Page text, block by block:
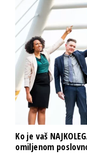
Ko je vaš
omiljenom